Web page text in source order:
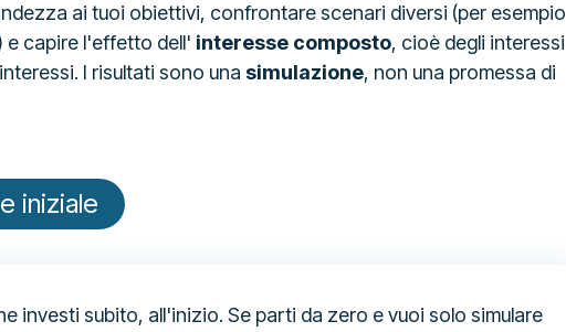
ai tuoi obiettivi, confrontare scenari diversi (per esempio
e capire l'effetto dell' interesse composto, cioè degli interessi
I risultati sono una simulazione, non una promessa di
iniziale
investi subito, all'inizio. Se parti da zero e vuoi solo simulare